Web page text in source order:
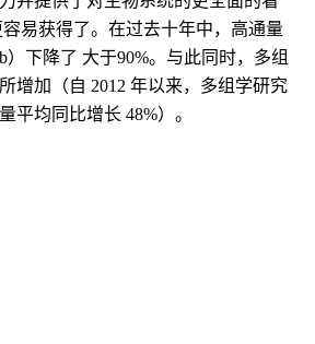
易获得了。在过去十年中，高通量
下降了 大于90%。与此同时，多组
增加（自 2012 年以来，多组学研究
平均同比增长 48%）。